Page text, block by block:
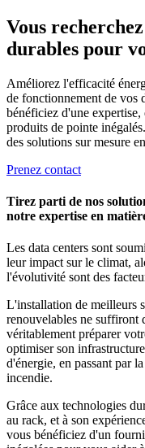
Vous
durables pour
Améliorez l'efficacité
de fonctionnement de vos
bénéficiez d'une
produits de pointe
des solutions sur mesure
Prenez contact
Tirez parti de nos
notre expertise en
Les data centers sont
leur impact sur le climat,
l'évolutivité sont des
L'installation de meilleurs
renouvelables ne suffiront
véritablement préparer
optimiser son
d'énergie, en passant par
incendie.
Grâce aux technologies
au rack, et à son
vous bénéficiez d'un